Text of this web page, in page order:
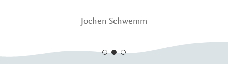
Jochen Schwemm